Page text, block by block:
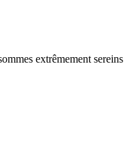
extrêmement sereins